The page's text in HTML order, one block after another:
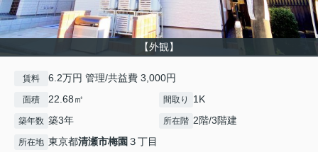
【外観】
賃料 6.2万円 管理/共益費 3,000円
面積 22.68㎡ 間取り 1K
築年数 築3年 所在階 2階/3階建
所在地 東京都清瀬市梅園 ３丁目